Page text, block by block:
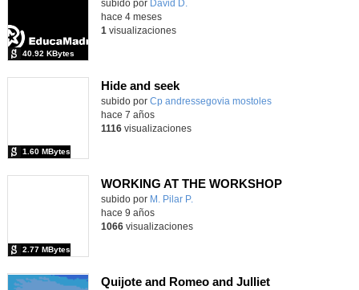
Contenido educativo.
subido por David D.
40.92 KBytes
hace 4 meses
1 visualizaciones
Hide and seek
subido por Cp andressegovia mostoles
1.60 MBytes
-
hace 7 años
1116visualizaciones
WORKING AT THE WORKSHOP
Contenido educativo.
subido por M. Pilar P.
2.77 MBytes
hace 9 años
1066visualizaciones
Quijote and Romeo and Julliet